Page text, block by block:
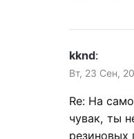
kknd:
Вт, 23 Сен,
Re: На
чувак, ты
резиновых